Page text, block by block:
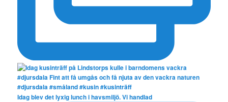
Idag blev det lyxig lunch i havsmiljö. Vi handlad